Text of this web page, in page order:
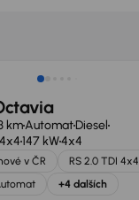
kmAutomatDiesel
147 kW4x4
v ČR
RS 2.0 TDI 4x4
+4 dalších